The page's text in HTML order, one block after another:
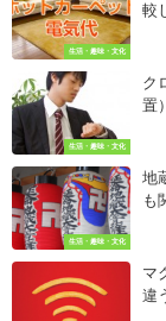
生活・趣味・文化
較
生活・趣味・文化
ク
置
生活・趣味・文化
地
も
マ
違